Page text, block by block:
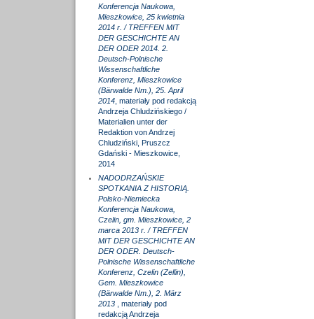
Konferencja Naukowa,
Mieszkowice, 25 kwietnia
2014 r. / TREFFEN MIT
DER GESCHICHTE AN
DER ODER 2014. 2.
Deutsch-Polnische
Wissenschaftliche
Konferenz, Mieszkowice
(Bärwalde Nm.), 25. April
2014, materiały pod redakcją
Andrzeja Chludzińskiego /
Materialien unter der
Redaktion von Andrzej
Chludziński, Pruszcz
Gdański - Mieszkowice,
2014
NADODRZAŃSKIE
SPOTKANIA Z HISTORIĄ.
Polsko-Niemiecka
Konferencja Naukowa,
Czelin, gm. Mieszkowice, 2
marca 2013 r. / TREFFEN
MIT DER GESCHICHTE AN
DER ODER. Deutsch-
Polnische Wissenschaftliche
Konferenz, Czelin (Zellin),
Gem. Mieszkowice
(Bärwalde Nm.), 2. März
2013
, materiały pod
redakcją Andrzeja